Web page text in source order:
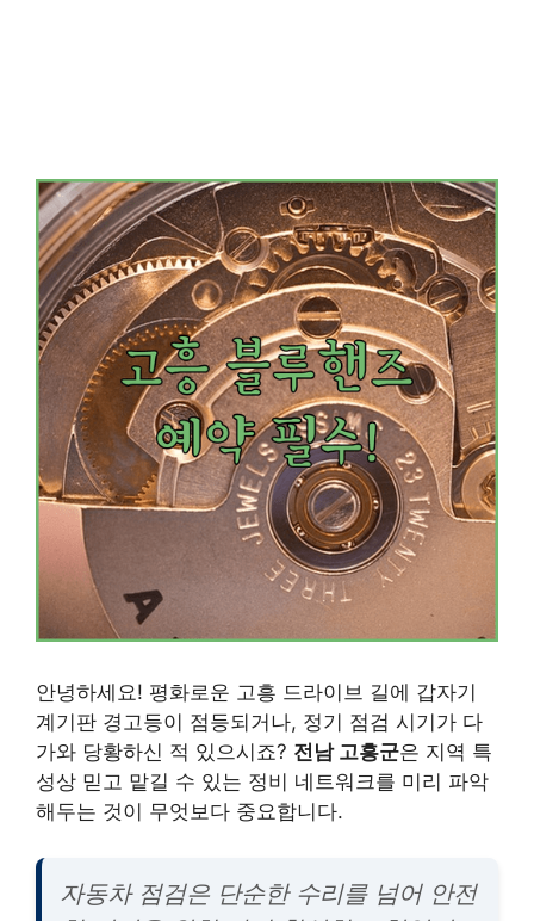
안녕하세요! 평화로운 고흥 드라이브 길에 갑자기
계기판 경고등이 점등되거나, 정기 점검 시기가 다
가와 당황하신 적 있으시죠? 전남 고흥군은 지역 특
성상 믿고 맡길 수 있는 정비 네트워크를 미리 파악
해두는 것이 무엇보다 중요합니다.
자동차 점검은 단순한 수리를 넘어 안전